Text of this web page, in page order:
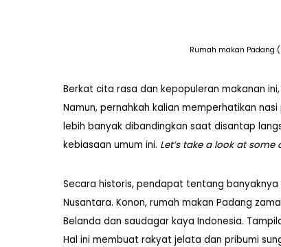
Rumah makan Padang
Berkat cita rasa dan kepopuleran makanan
Namun, pernahkah kalian memperhatikan
lebih banyak dibandingkan saat disantap
kebiasaan umum ini. Let’s take a look at
Secara historis, pendapat tentang
Nusantara. Konon, rumah makan Padang
Belanda dan saudagar kaya Indonesia.
Hal ini membuat rakyat jelata dan pribumi